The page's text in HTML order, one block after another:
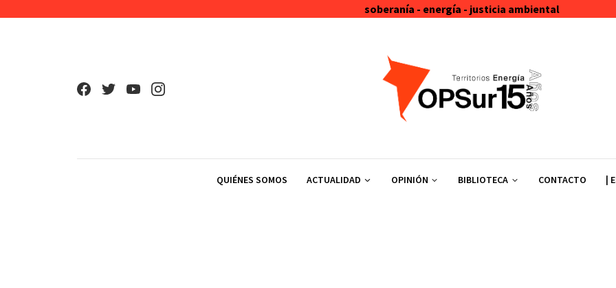
soberanía - energía - justicia ambiental
QUIÉNES SOMOS ACTUALIDAD OPINIÓN BIBLIOTECA CONTACTO |